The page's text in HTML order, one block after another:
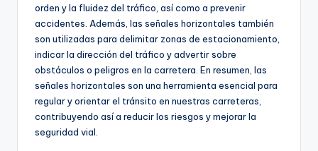
orden y la fluidez del tráfico, así como a prevenir
accidentes. Además, las señales horizontales también
son utilizadas para delimitar zonas de estacionamiento,
indicar la dirección del tráfico y advertir sobre
obstáculos o peligros en la carretera. En resumen, las
señales horizontales son una herramienta esencial para
regular y orientar el tránsito en nuestras carreteras,
contribuyendo así a reducir los riesgos y mejorar la
seguridad vial.